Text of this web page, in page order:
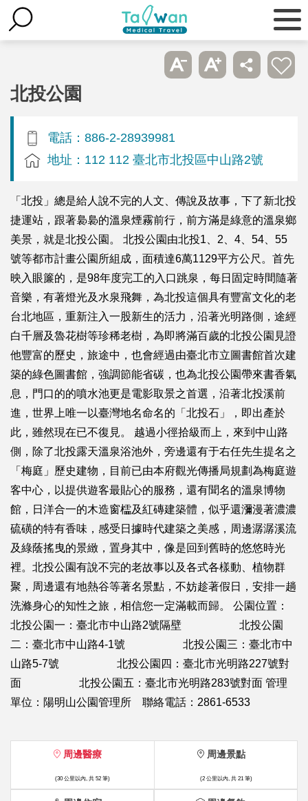
北投公園
電話：886-2-28939981
地址：112 112 臺北市北投區中山路2號
「北投」總是給人說不完的人文、傳說及故事，下了新北投
捷運站，跟著裊裊的溫泉煙霧前行，前方滿是綠意的溫泉鄉
美景，就是北投公園。 北投公園由北投1、2、4、54、55
號等都市計畫公園所組成，面積達6萬1129平方公尺。首先
映入眼簾的，是98年度完工的入口跳泉，每日固定時間隨著
音樂，有著燈光及水泉飛舞，為北投這個具有豐富文化的老
台北地區，重新注入一股新生的活力，沿著光明路側，途經
白千層及魯花樹等珍稀老樹，為即將滿百歲的北投公園見證
他豐富的歷史，旅途中，也會經過由臺北市立圖書館首次建
築的綠色圖書館，強調節能省碳，也為北投公園帶來書香氣
息，門口的的噴水池更是電影取景之首選，沿著北投溪前
進，世界上唯一以臺灣地名命名的「北投石」，即出產於
此，雖然現在已不復見。 越過小徑拾級而上，來到中山路
側，除了北投露天溫泉浴池外，旁邊還有于右任先生提名之
「梅庭」歷史建物，目前已由本府觀光傳播局規劃為梅庭遊
客中心，以提供遊客最貼心的服務，還有聞名的溫泉博物
館，日洋合一的木造窗櫺及紅磚建築體，似乎還瀰漫著濃濃
硫磺的特有香味，感受日據時代建築之美感，周邊潺潺溪流
及綠蔭搖曳的景緻，置身其中，像是回到舊時的悠悠時光
裡。北投公園有說不完的老故事以及各式各樣動、植物群
聚，周邊還有地熱谷等著名景點，不妨趁著假日，安排一趟
洗滌身心的知性之旅，相信您一定滿載而歸。 公園位置：
北投公園一：臺北市中山路2號隔壁 北投公園
二：臺北市中山路4-1號 北投公園三：臺北市中
山路5-7號 北投公園四：臺北市光明路227號對
面 北投公園五：臺北市光明路283號對面 管理
單位：陽明山公園管理所 聯絡電話：2861-6533
周邊醫療
(30 公里以內, 共 52 筆)
周邊景點
(2 公里以內, 共 21 筆)